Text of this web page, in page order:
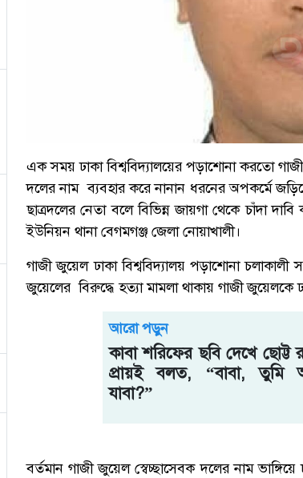
‎এক সময় ঢাকা বিশ্ববিদ্যালয়ের পড়াশোনা করতো
দলের নাম ব্যবহার করে নানান ধরনের অপকর্মে
ছাত্রদলের নেতা বলে বিভিন্ন জায়গা থেকে চাঁদা
ইউনিয়ন থানা বেগমগঞ্জ জেলা নোয়াখালী।
গাজী জুয়েল ঢাকা বিশ্ববিদ্যালয় পড়াশোনা
জুয়েলের বিরুদ্ধে হত্যা মামলা থাকায় গাজী জুয়েলকে
আরো পড়ুন
কাবা শরিফের ছবি দেখে ছোট্ট
প্রায়ই বলত, “বাবা, তুমি
যাবা?”
বর্তমান গাজী জুয়েল স্বেচ্ছাসেবক দলের নাম